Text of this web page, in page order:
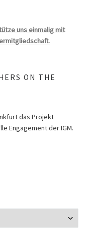
uns einmalig mit
ON THE
das Projekt
Engagement der IGM.